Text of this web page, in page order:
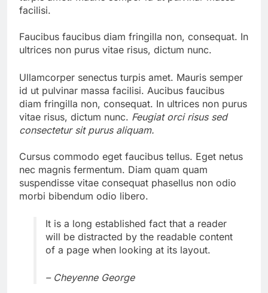
facilisi.
Faucibus faucibus diam fringilla non, consequat. In
ultrices non purus vitae risus, dictum nunc.
Ullamcorper senectus turpis amet. Mauris semper
id ut pulvinar massa facilisi. Aucibus faucibus
diam fringilla non, consequat. In ultrices non purus
vitae risus, dictum nunc. Feugiat orci risus sed
consectetur sit purus aliquam.
Cursus commodo eget faucibus tellus. Eget netus
nec magnis fermentum. Diam quam quam
suspendisse vitae consequat phasellus non odio
morbi bibendum odio libero.
It is a long established fact that a reader
will be distracted by the readable content
of a page when looking at its layout.
– Cheyenne George